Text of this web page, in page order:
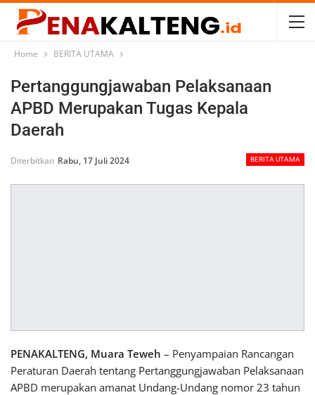
Home BERITA UTAMA
Pertanggungjawaban Pelaksanaan
APBD Merupakan Tugas Kepala
Daerah
BERITA UTAMA
Diterbitkan Rabu, 17 Juli 2024
PENAKALTENG, Muara Teweh – Penyampaian Rancangan
Peraturan Daerah tentang Pertanggungjawaban Pelaksanaan
APBD merupakan amanat Undang-Undang nomor 23 tahun